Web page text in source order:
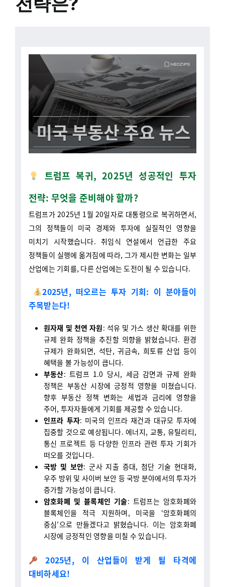
전략: 무엇을 준비해야 할까?
트럼프가 2025년 1월 20일자로 대통령으로 복귀하면서,
그의 정책들이 미국 경제와 투자에 실질적인 영향을
미치기 시작했습니다. 취임식 연설에서 언급한 주요
정책들이 실행에 옮겨짐에 따라, 그가 제시한 변화는 일부
산업에는 기회를, 다른 산업에는 도전이 될 수 있습니다.
2025년, 떠오르는 투자 기회: 이 분야들이
주목받는다!
원자재 및 천연 자원
규제 완화 정책을 추진할 의향을 밝혔습니다. 환경
규제가 완화되면, 석탄, 귀금속, 희토류 산업 등이
혜택을 볼 가능성이 큽니다.
부동산 : 트럼프 1.0 당시, 세금 감면과 규제 완화
정책은 부동산 시장에 긍정적 영향을 미쳤습니다.
향후 부동산 정책 변화는 세법과 금리에 영향을
주어, 투자자들에게 기회를 제공할 수 있습니다.
인프라 투자 : 미국의 인프라 재건과 대규모 투자에
집중할 것으로 예상됩니다. 에너지, 교통, 유틸리티,
통신 프로젝트 등 다양한 인프라 관련 투자 기회가
떠오를 것입니다.
국방 및 보안: 군사 지출 증대, 첨단 기술 현대화,
우주 방위 및 사이버 보안 등 국방 분야에서의 투자가
증가할 가능성이 큽니다.
암호화폐 및 블록체인 기술
블록체인을 적극 지원하며, 미국을 ‘암호화폐의
중심’으로 만들겠다고 밝혔습니다. 이는 암호화폐
시장에 긍정적인 영향을 미칠 수 있습니다.
대비하세요!
녹색 에너지 투자